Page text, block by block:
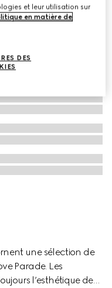
une sélection de
Parade. Les
l’esthétique de
et leur utilisation sur
en matière de
DES